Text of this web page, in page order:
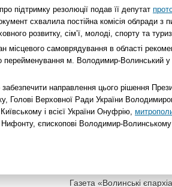
підтримку резолюції подав її депутат
схвалила постійна комісія облради з
розвитку, сім’ї, молоді, спорту та
місцевого самоврядування в області
перейменування м. Володимир-Волинський
направлення цього рішення
Голові Верховної Ради України
і всієї України Онуфрію,
єпископові Володимир-
Газета «Волинські